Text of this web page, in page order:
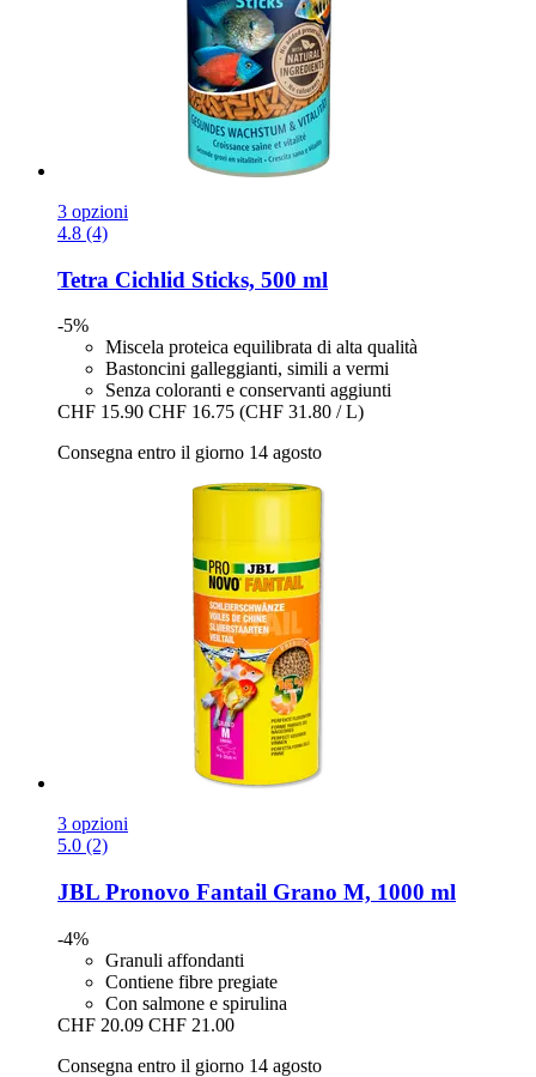
3 opzioni
4.8 (4)
Tetra Cichlid Sticks, 500 ml
-5%
Miscela proteica equilibrata di alta qualità
Bastoncini galleggianti, simili a vermi
Senza coloranti e conservanti aggiunti
CHF 15.90 CHF 16.75 (CHF 31.80 / L)
Consegna entro il giorno 14 agosto
3 opzioni
5.0 (2)
JBL Pronovo Fantail Grano M, 1000 ml
-4%
Granuli affondanti
Contiene fibre pregiate
Con salmone e spirulina
CHF 20.09 CHF 21.00
Consegna entro il giorno 14 agosto